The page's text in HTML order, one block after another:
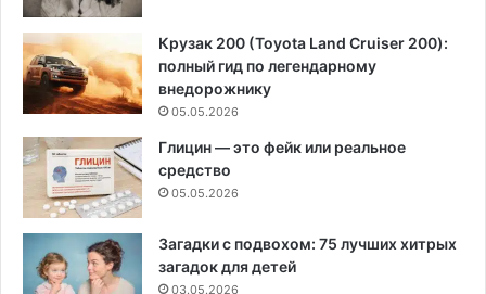
Крузак 200 (Toyota Land Cruiser 200):
полный гид по легендарному
внедорожнику
05.05.2026
Глицин — это фейк или реальное
средство
05.05.2026
Загадки с подвохом: 75 лучших хитрых
загадок для детей
03.05.2026